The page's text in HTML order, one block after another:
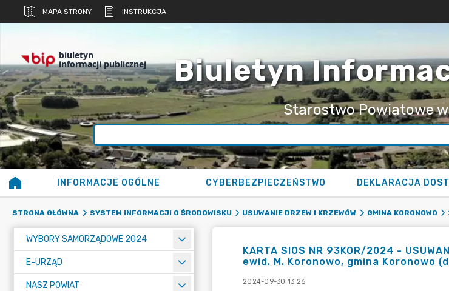
MAPA STRONY INSTRUKCJA
biuletyn
informacji publicznej Biuletyn
Starostwo Powiatowe
INFORMACJE OGÓLNE CYBERBEZPIECZEŃSTWO
STRONA GŁÓWNA SYSTEM INFORMACJI O ŚRODOWISKU USUWANIE DRZEW I KRZEWÓW GMINA KORONOWO
WYBORY SAMORZĄDOWE 2024
E-URZĄD
NASZ POWIAT
KARTA SIOS NR 93KOR/2024 -
ewid. M. Koronowo, gmina Koronowo
2024-09-30 13:26